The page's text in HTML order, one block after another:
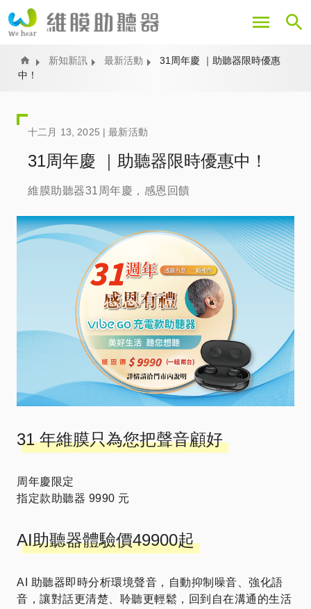
至
內
Home 新知新訊 最新活動
31周年慶 ｜助聽器限時優惠
中！
十二月 13, 2025 |最新活動
31周年慶 ｜助聽器限時優惠中！
維膜助聽器31周年慶，感恩回饋
31 年維膜只為您把聲音顧好
周年慶限定
指定款助聽器 9990 元
AI助聽器體驗價49900起
AI 助聽器即時分析環境聲音，自動抑制噪音、強化語
音，讓對話更清楚、聆聽更輕鬆，回到自在溝通的生活